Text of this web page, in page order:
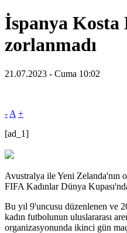
İspanya Kosta
zorlanmadı
21.07.2023 - Cuma 10:02
- A +
[ad_1]
Avustralya ile Yeni Zelanda'nın
FIFA Kadınlar Dünya
Bu yıl 9'uncusu düzenlenen ve
kadın futbolunun uluslararası
organizasyonunda ikinci gün